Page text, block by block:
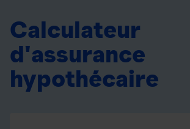
Calculateur
d'assurance
hypothécaire